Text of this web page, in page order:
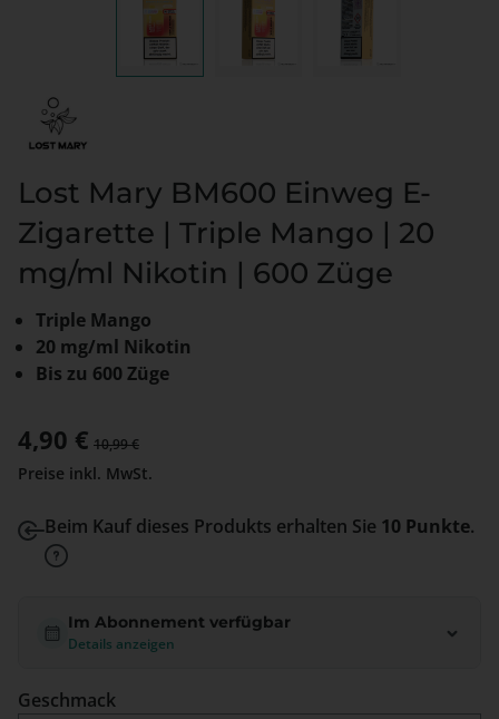
Lost Mary BM600 Einweg E-
Zigarette | Triple Mango | 20
mg/ml Nikotin | 600 Züge
Triple Mango
20 mg/ml Nikotin
Bis zu 600 Züge
Verkaufspreis:
4,90 € Regulärer Preis:
10,99 €
Preise inkl. MwSt.
Beim Kauf dieses Produkts erhalten Sie 10 Punkte.
Im Abonnement verfügbar
Details anzeigen
Geschmack